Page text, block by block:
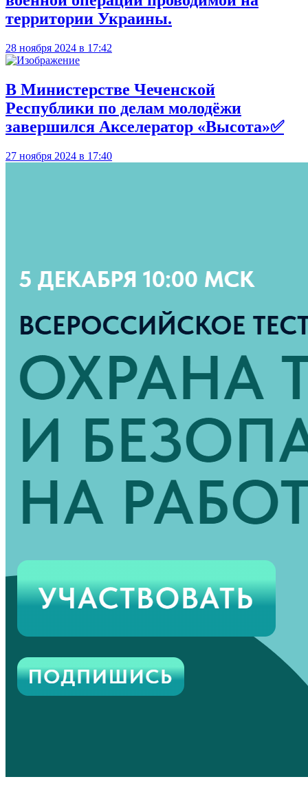
территории Украины.
28 ноября 2024 в 17:42
В Министерстве Чеченской
Республики по делам молодёжи
завершился Акселератор «Высота»✅
27 ноября 2024 в 17:40